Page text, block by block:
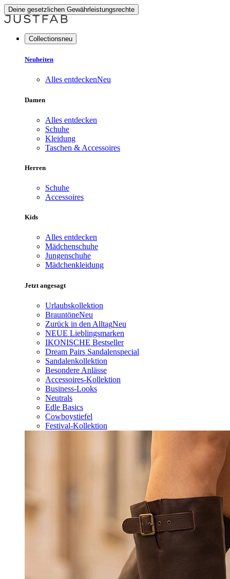
Deine gesetzlichen Gewährleistungsrechte
Collectionsneu
Neuheiten
Alles entdeckenNeu
Damen
Alles entdecken
Schuhe
Kleidung
Taschen & Accessoires
Herren
Schuhe
Accessoires
Kids
Alles entdecken
Mädchenschuhe
Jungenschuhe
Mädchenkleidung
Jetzt angesagt
Urlaubskollektion
BrauntöneNeu
Zurück in den AlltagNeu
NEUE Lieblingsmarken
IKONISCHE Bestseller
Dream Pairs Sandalenspecial
Sandalenkollektion
Besondere Anlässe
Accessoires-Kollektion
Business-Looks
Neutrals
Edle Basics
Cowboystiefel
Festival-Kollektion